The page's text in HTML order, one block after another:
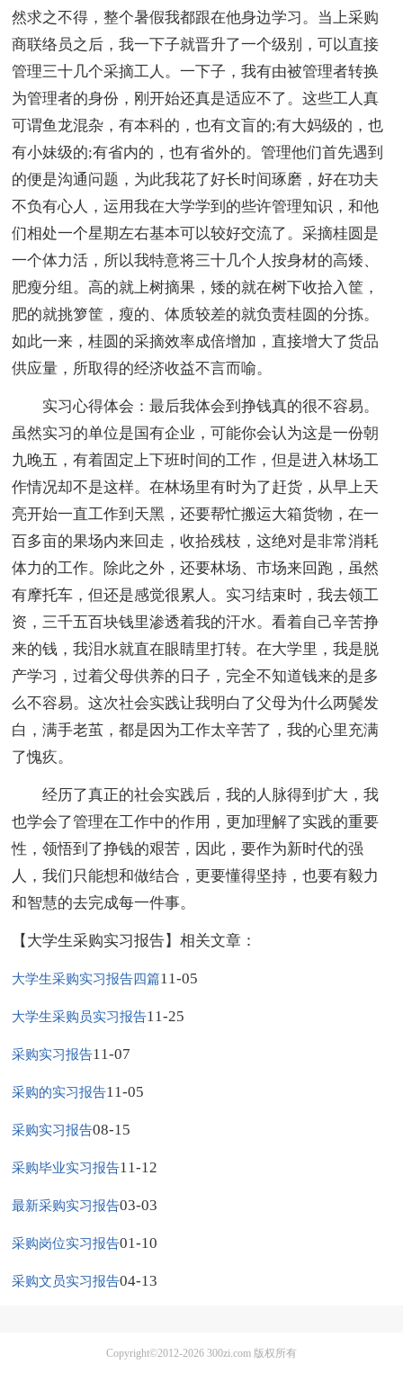
然求之不得，整个暑假我都跟在他身边学习。当上采购
商联络员之后，我一下子就晋升了一个级别，可以直接
管理三十几个采摘工人。一下子，我有由被管理者转换
为管理者的身份，刚开始还真是适应不了。这些工人真
可谓鱼龙混杂，有本科的，也有文盲的;有大妈级的，也
有小妹级的;有省内的，也有省外的。管理他们首先遇到
的便是沟通问题，为此我花了好长时间琢磨，好在功夫
不负有心人，运用我在大学学到的些许管理知识，和他
们相处一个星期左右基本可以较好交流了。采摘桂圆是
一个体力活，所以我特意将三十几个人按身材的高矮、
肥瘦分组。高的就上树摘果，矮的就在树下收拾入筐，
肥的就挑箩筐，瘦的、体质较差的就负责桂圆的分拣。
如此一来，桂圆的采摘效率成倍增加，直接增大了货品
供应量，所取得的经济收益不言而喻。
实习心得体会：最后我体会到挣钱真的很不容易。
虽然实习的单位是国有企业，可能你会认为这是一份朝
九晚五，有着固定上下班时间的工作，但是进入林场工
作情况却不是这样。在林场里有时为了赶货，从早上天
亮开始一直工作到天黑，还要帮忙搬运大箱货物，在一
百多亩的果场内来回走，收拾残枝，这绝对是非常消耗
体力的工作。除此之外，还要林场、市场来回跑，虽然
有摩托车，但还是感觉很累人。实习结束时，我去领工
资，三千五百块钱里渗透着我的汗水。看着自己辛苦挣
来的钱，我泪水就直在眼睛里打转。在大学里，我是脱
产学习，过着父母供养的日子，完全不知道钱来的是多
么不容易。这次社会实践让我明白了父母为什么两鬓发
白，满手老茧，都是因为工作太辛苦了，我的心里充满
了愧疚。
经历了真正的社会实践后，我的人脉得到扩大，我
也学会了管理在工作中的作用，更加理解了实践的重要
性，领悟到了挣钱的艰苦，因此，要作为新时代的强
人，我们只能想和做结合，更要懂得坚持，也要有毅力
和智慧的去完成每一件事。
【大学生采购实习报告】相关文章：
大学生采购实习报告四篇11-05
大学生采购员实习报告11-25
采购实习报告11-07
采购的实习报告11-05
采购实习报告08-15
采购毕业实习报告11-12
最新采购实习报告03-03
采购岗位实习报告01-10
采购文员实习报告04-13
Copyright©2012-2026 300zi.com 版权所有